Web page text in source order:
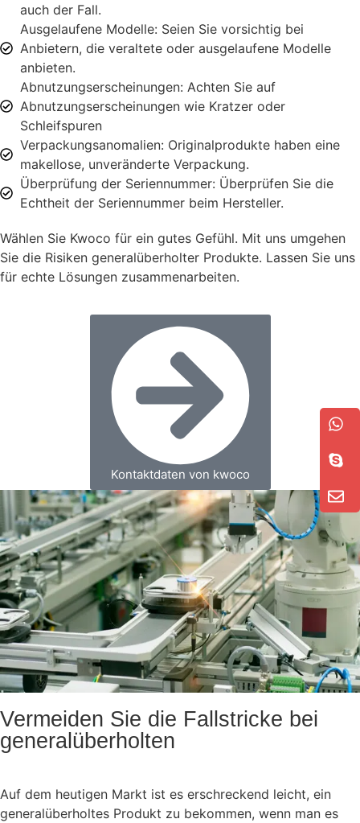
auch der Fall.
Ausgelaufene Modelle: Seien Sie vorsichtig bei
Anbietern, die veraltete oder ausgelaufene Modelle
anbieten.
Abnutzungserscheinungen: Achten Sie auf
Abnutzungserscheinungen wie Kratzer oder
Schleifspuren
Verpackungsanomalien: Originalprodukte haben eine
makellose, unveränderte Verpackung.
Überprüfung der Seriennummer: Überprüfen Sie die
Echtheit der Seriennummer beim Hersteller.
Wählen Sie Kwoco für ein gutes Gefühl. Mit uns umgehen
Sie die Risiken generalüberholter Produkte. Lassen Sie uns
für echte Lösungen zusammenarbeiten.
Kontaktdaten von kwoco
Vermeiden Sie die Fallstricke bei
generalüberholten
Auf dem heutigen Markt ist es erschreckend leicht, ein
generalüberholtes Produkt zu bekommen, wenn man es